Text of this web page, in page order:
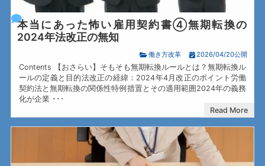
本当にあった怖い雇用契約書④無期転換の
2024年法改正の無知
働き方改革 2026/04/20公開
Contents 【おさらい】そもそも無期転換ルールとは？無期転換ル
ールの定義と目的法改正の経緯：2024年4月改正のポイント労働
契約法と無期転換の関係性特例措置とその適用範囲2024年の義務
化が企業 ･･･
Read More